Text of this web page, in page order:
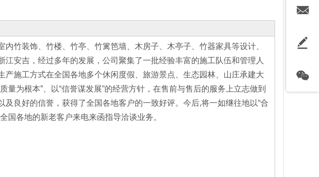
竹装饰、竹楼、竹亭、竹篱笆墙、木房子、木亭子、竹器家具等设计、
安吉，经过多年的发展，公司聚集了一批经验丰富的施工队伍和管理人
施工方式在全国各地多个休闲度假、旅游景点、生态园林、山庄承建大
为根本”、以“信誉谋发展”的经营方针，在售前与售后的服务上立志做到
良好的信誉，获得了全国各地客户的一致好评。今后,将一如继往地以“合
国各地的新老客户来电来函指导洽谈业务。